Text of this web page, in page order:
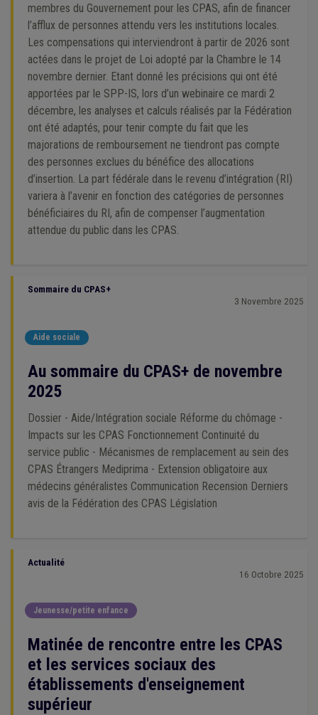
membres du Gouvernement pour les CPAS, afin de financer
l’afflux de personnes attendu vers les institutions locales.
Les compensations qui interviendront à partir de 2026 sont
actées dans le projet de Loi adopté par la Chambre le 14
novembre dernier. Etant donné les précisions qui ont été
apportées par le SPP-IS, lors d’un webinaire ce mardi 2
décembre, les analyses et calculs réalisés par la Fédération
ont été adaptés, pour tenir compte du fait que les
majorations de remboursement ne tiendront pas compte
des personnes exclues du bénéfice des allocations
d’insertion. La part fédérale dans le revenu d’intégration (RI)
variera à l’avenir en fonction des catégories de personnes
bénéficiaires du RI, afin de compenser l’augmentation
attendue du public dans les CPAS.
Sommaire du CPAS+
3 Novembre 2025
Aide sociale
Au sommaire du CPAS+ de novembre
2025
Dossier - Aide/Intégration sociale Réforme du chômage -
Impacts sur les CPAS Fonctionnement Continuité du
service public - Mécanismes de remplacement au sein des
CPAS Étrangers Mediprima - Extension obligatoire aux
médecins généralistes Communication Recension Derniers
avis de la Fédération des CPAS Législation
Actualité
16 Octobre 2025
Jeunesse/petite enfance
Matinée de rencontre entre les CPAS
et les services sociaux des
établissements d'enseignement
supérieur